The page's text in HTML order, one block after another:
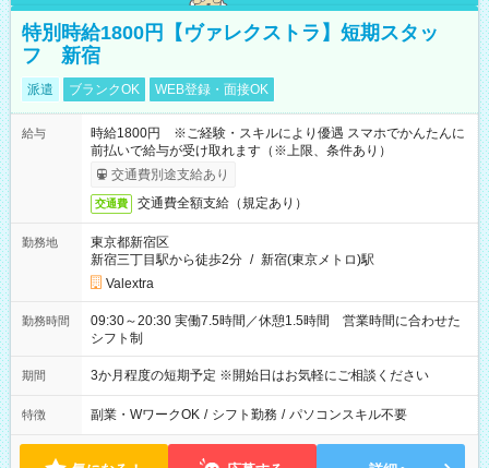
特別時給1800円【ヴァレクストラ】短期スタッ
フ 新宿
派遣 ブランクOK WEB登録・面接OK
給与
時給1800円 ※ご経験・スキルにより優遇 スマホでかんたんに
前払いで給与が受け取れます（※上限、条件あり）
交通費別途支給あり
交通費 交通費全額支給（規定あり）
勤務地
東京都新宿区
新宿三丁目駅から徒歩2分 / 新宿(東京メトロ)駅
Valextra
勤務時間
09:30～20:30 実働7.5時間／休憩1.5時間 営業時間に合わせた
シフト制
期間 3か月程度の短期予定 ※開始日はお気軽にご相談ください
特徴 副業・WワークOK / シフト勤務 / パソコンスキル不要